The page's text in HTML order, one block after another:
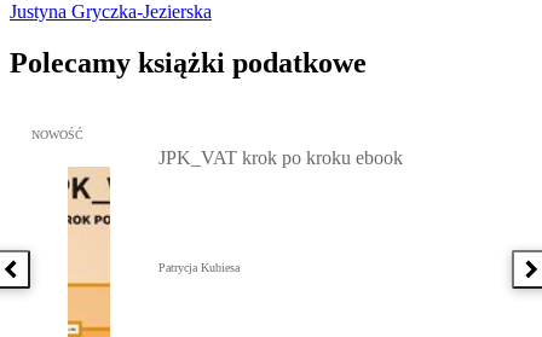
Justyna Gryczka-Jezierska
Polecamy książki podatkowe
Poprzednia książka
Przejdź do: JPK_VAT krok po kroku ebook, Patrycja Kubiesa -
NOWOŚĆ
JPK_VAT krok po kroku ebook
Patrycja Kubiesa